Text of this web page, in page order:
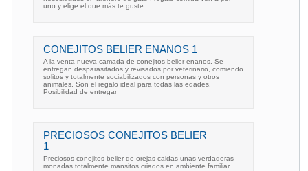
uno y elige el que más te guste
CONEJITOS BELIER ENANOS 1
A la venta nueva camada de conejitos belier enanos. Se
entregan desparasitados y revisados por veterinario, comiendo
solitos y totalmente sociabilizados con personas y otros
animales. Son el regalo ideal para todas las edades.
Posibilidad de entregar
PRECIOSOS CONEJITOS BELIER
1
Preciosos conejitos belier de orejas caidas unas verdaderas
monadas totalmente mansitos criados en ambiente familiar